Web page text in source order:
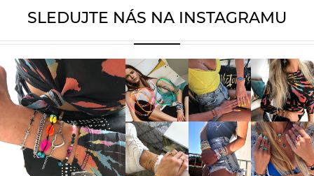
SLEDUJTE NÁS NA INSTAGRAMU